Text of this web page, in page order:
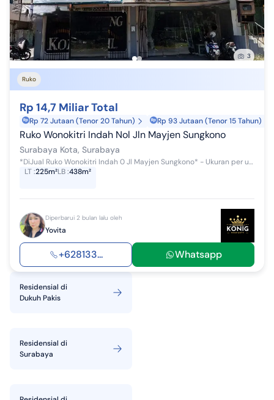
3
Ruko
Rp 14,7 Miliar Total
Rp 72 Jutaan (Tenor 20 Tahun) Rp 93 Jutaan (Tenor 15 Tahun)
Ruko Wonokitri Indah Nol Jln Mayjen Sungkono
Surabaya Kota, Surabaya
*DiJual Ruko Wonokitri Indah 0 Jl Mayjen Sungkono* - Ukuran per unit 5 x 15 ( 2 lantai ) - LT = 225 m² - LB = 438 m² - Sertifikat HGB ( bisa d...
LT:225m²LB:438m²
Diperbarui 2 bulan lalu oleh
Yovita
+628133... Whatsapp
Residensial di
Dukuh Pakis
Residensial di
Surabaya